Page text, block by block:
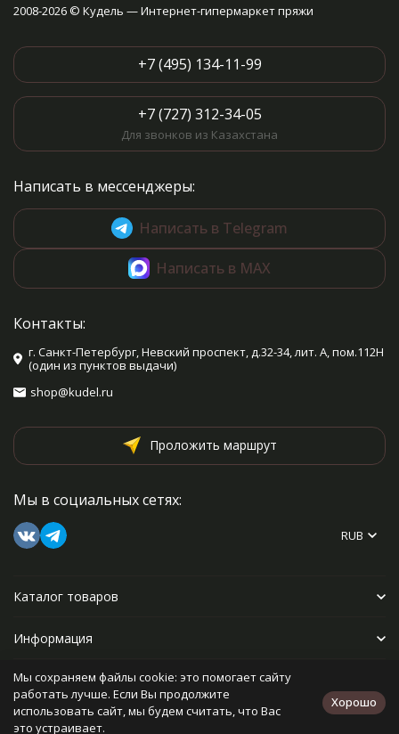
2008-2026 © Кудель — Интернет-гипермаркет пряжи
+7 (495) 134-11-99
+7 (727) 312-34-05
Для звонков из Казахстана
Написать в мессенджеры:
Написать в Telegram
Написать в MAX
Контакты:
г. Санкт-Петербург, Невский проспект, д.32-34, лит. А, пом.112Н
(один из пунктов выдачи)
shop@kudel.ru
Проложить маршрут
Мы в социальных сетях:
RUB
Каталог товаров
Информация
Прочее
Мы сохраняем файлы cookie: это помогает сайту
работать лучше. Если Вы продолжите
использовать сайт, мы будем считать, что Вас
это устраивает.
Хорошо